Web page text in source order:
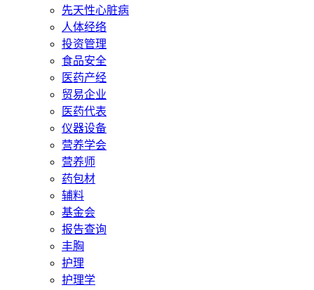
先天性心脏病
人体经络
投资管理
食品安全
医药产经
贸易企业
医药代表
仪器设备
营养学会
营养师
药包材
辅料
基金会
报告查询
丰胸
护理
护理学